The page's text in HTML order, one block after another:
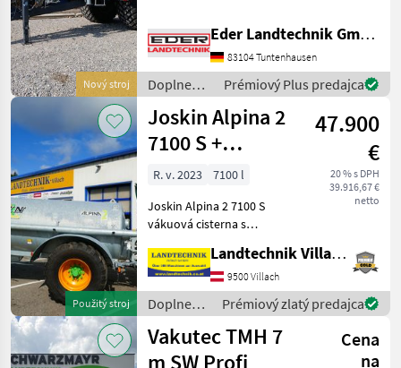
Nový stroj
Exzenterschneckenpumpe
Behälter: 8.000 ltr. GFK-
Tank - Unterlegkeile -
Dreikammerleuchten -
Schie
Eder Landtechnik GmbH
83104 Tuntenhausen
Doplnenie
živin a
polievanie
/ Oehler
Prémiový Plus predajca
Použitý stroj
Joskin Alpina 2
7100 S +
rozmetávač s
ťahacími lištami
7,5 m
47.900
€
20 % s DPH
39.916,67 €
netto
R. v. 2023
7100 l
Joskin Alpina 2 7100 S
vákuová cisterna s
systémom Pendislide Basic,
rozmetávač s ťahacou
pätkou s pracovnou šírkou
7, 5 m, hydraulicky sklopný,
Landtechnik Villach GmbH
9500 Villach
Doplnenie
živin a
polievanie
/ Joskin
Prémiový zlatý predajca
Vakutec TMH 7
m SW Profi
Cena
na